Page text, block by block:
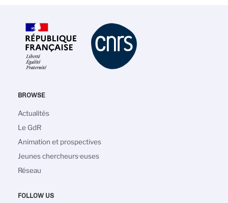
BROWSE
Navigation
principale
Actualités
Le GdR
Animation et prospectives
Jeunes chercheurs·euses
Réseau
FOLLOW US